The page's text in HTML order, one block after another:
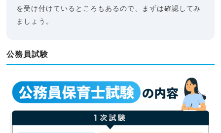
を受け付けているところもあるので、まずは確認してみ
ましょう。
公務員試験